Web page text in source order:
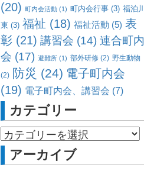
(20) 町内会活動(1) 町内会行事(3) 福泊川
東 (3) 福祉 (18) 福祉活動 (5) 表
彰(21) 講習会 (14) 連合町内
会 (17) 避難所(1) 部外研修(2) 野生動物
(2) 防災 (24) 電子町内会
(19) 電子町内会、講習会 (7)
カテゴリー
アーカイブ